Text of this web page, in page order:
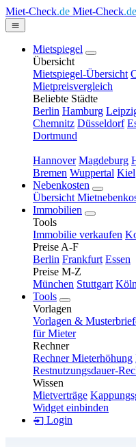
Miet-Check.de Miet-Check.de
Mietspiegel
Übersicht
Mietspiegel-Übersicht
Mietpreisvergleich
Beliebte Städte
Berlin Hamburg
Chemnitz Düsseldorf
Dortmund
Hannover Magdeburg
Bremen Wuppertal Kiel
Nebenkosten
Übersicht
Immobilien
Tools
Immobilie verkaufen
Preise A-F
Berlin Frankfurt Essen
Preise M-Z
München Stuttgart Köln
Tools
Vorlagen
Vorlagen &
für Mieter
Rechner
Rechner Mieterhöhung
Restnutzungsdauer-
Wissen
Mietverträge
Widget einbinden
Login